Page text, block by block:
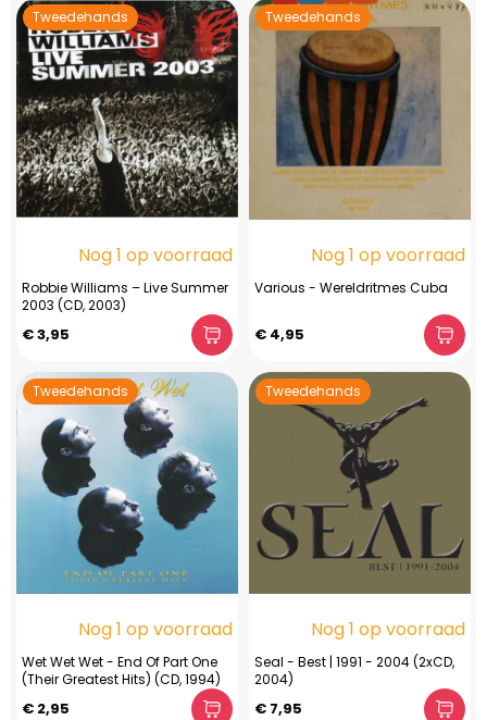
Tweedehands
Nog 1 op voorraad
Robbie Williams – Live Summer
2003 (CD, 2003)
€ 3,95
Tweedehands
Nog 1 op voorraad
Various - Wereldritmes Cuba
€ 4,95
Tweedehands
Nog 1 op voorraad
Wet Wet Wet - End Of Part One
(Their Greatest Hits) (CD, 1994)
€ 2,95
Tweedehands
Nog 1 op voorraad
Seal - Best | 1991 - 2004 (2xCD,
2004)
€ 7,95